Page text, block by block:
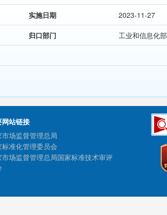
实施日期 2023-11-27
归口部门 工业和信息化部
网站链接
市场监督管理总局
标准化管理委员会
市场监督管理总局国家标准技术审评